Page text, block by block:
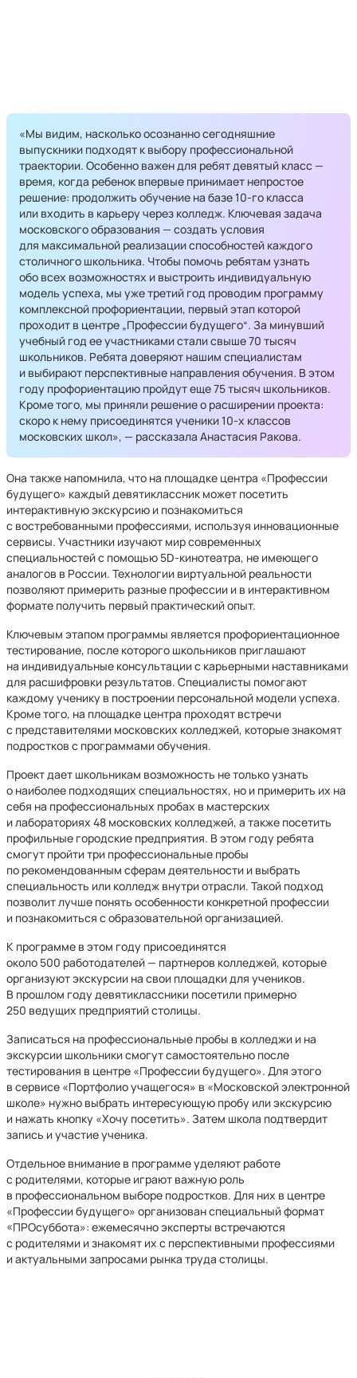
«Мы видим, насколько осознанно сегодняшние
выпускники подходят к выбору профессиональной
траектории. Особенно важен для ребят девятый класс —
время, когда ребенок впервые принимает непростое
решение: продолжить обучение на базе 10-го класса
или входить в карьеру через колледж. Ключевая задача
московского образования — создать условия
для максимальной реализации способностей каждого
столичного школьника. Чтобы помочь ребятам узнать
обо всех возможностях и выстроить индивидуальную
модель успеха, мы уже третий год проводим программу
комплексной профориентации, первый этап которой
проходит в центре „Профессии будущего“. За минувший
учебный год ее участниками стали свыше 70 тысяч
школьников. Ребята доверяют нашим специалистам
и выбирают перспективные направления обучения. В этом
году профориентацию пройдут еще 75 тысяч школьников.
Кроме того, мы приняли решение о расширении проекта:
скоро к нему присоединятся ученики 10-х классов
московских школ», — рассказала Анастасия Ракова.
Она также напомнила, что на площадке центра «Профессии
будущего» каждый девятиклассник может посетить
интерактивную экскурсию и познакомиться
с востребованными профессиями, используя инновационные
сервисы. Участники изучают мир современных
специальностей с помощью 5D-кинотеатра, не имеющего
аналогов в России. Технологии виртуальной реальности
позволяют примерить разные профессии и в интерактивном
формате получить первый практический опыт.
Ключевым этапом программы является профориентационное
тестирование, после которого школьников приглашают
на индивидуальные консультации с карьерными наставниками
для расшифровки результатов. Специалисты помогают
каждому ученику в построении персональной модели успеха.
Кроме того, на площадке центра проходят встречи
с представителями московских колледжей, которые знакомят
подростков с программами обучения.
Проект дает школьникам возможность не только узнать
о наиболее подходящих специальностях, но и примерить их на
себя на профессиональных пробах в мастерских
и лабораториях 48 московских колледжей, а также посетить
профильные городские предприятия. В этом году ребята
смогут пройти три профессиональные пробы
по рекомендованным сферам деятельности и выбрать
специальность или колледж внутри отрасли. Такой подход
позволит лучше понять особенности конкретной профессии
и познакомиться с образовательной организацией.
К программе в этом году присоединятся
около 500 работодателей — партнеров колледжей, которые
организуют экскурсии на свои площадки для учеников.
В прошлом году девятиклассники посетили примерно
250 ведущих предприятий столицы.
Записаться на профессиональные пробы в колледжи и на
экскурсии школьники смогут самостоятельно после
тестирования в центре «Профессии будущего». Для этого
в сервисе «Портфолио учащегося» в «Московской электронной
школе» нужно выбрать интересующую пробу или экскурсию
и нажать кнопку «Хочу посетить». Затем школа подтвердит
запись и участие ученика.
Отдельное внимание в программе уделяют работе
с родителями, которые играют важную роль
в профессиональном выборе подростков. Для них в центре
«Профессии будущего» организован специальный формат
«ПРОсуббота»: ежемесячно эксперты встречаются
с родителями и знакомят их с перспективными профессиями
и актуальными запросами рынка труда столицы.